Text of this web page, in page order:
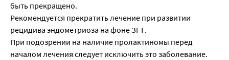
быть прекращено.
Рекомендуется прекратить лечение при развитии
рецидива эндометриоза на фоне ЗГТ.
При подозрении на наличие пролактиномы перед
началом лечения следует исключить это заболевание.